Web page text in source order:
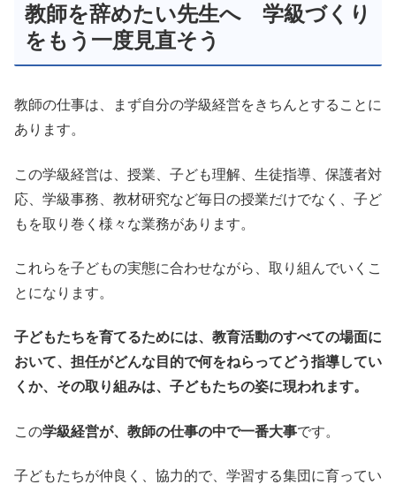
教師を辞めたい先生へ 学級づくり
をもう一度見直そう
教師の仕事は、まず自分の学級経営をきちんとすることに
あります。
この学級経営は、授業、子ども理解、生徒指導、保護者対
応、学級事務、教材研究など毎日の授業だけでなく、子ど
もを取り巻く様々な業務があります。
これらを子どもの実態に合わせながら、取り組んでいくこ
とになります。
子どもたちを育てるためには、教育活動のすべての場面に
おいて、担任がどんな目的で何をねらってどう指導してい
くか、その取り組みは、子どもたちの姿に現われます。
この学級経営が、教師の仕事の中で一番大事です。
子どもたちが仲良く、協力的で、学習する集団に育ってい